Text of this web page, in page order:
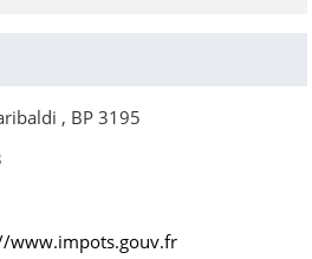
, BP 3195
www.impots.gouv.fr